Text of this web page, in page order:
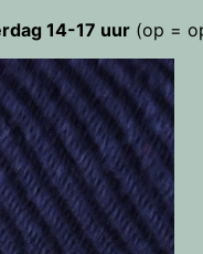
14-17 uur (op =